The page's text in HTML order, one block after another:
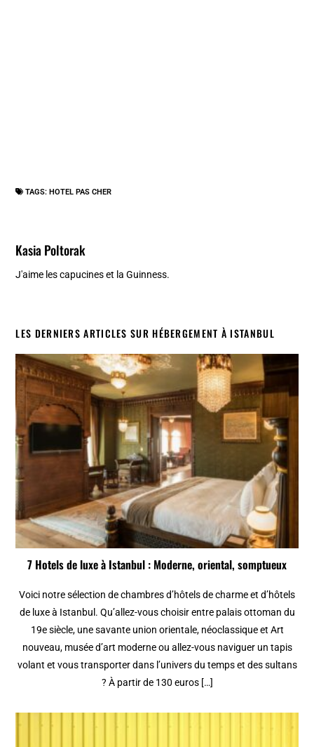
TAGS:HOTEL PAS CHER
Kasia Poltorak
J'aime les capucines et la Guinness.
LES DERNIERS ARTICLES SUR HÉBERGEMENT À ISTANBUL
7 Hotels de luxe à Istanbul : Moderne, oriental, somptueux
Voici notre sélection de chambres d’hôtels de charme et d’hôtels
de luxe à Istanbul. Qu’allez-vous choisir entre palais ottoman du
19e siècle, une savante union orientale, néoclassique et Art
nouveau, musée d’art moderne ou allez-vous naviguer un tapis
volant et vous transporter dans l’univers du temps et des sultans
? À partir de 130 euros […]